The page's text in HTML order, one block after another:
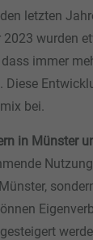
letzten
wurden
immer
Diese
bei.
in Münster